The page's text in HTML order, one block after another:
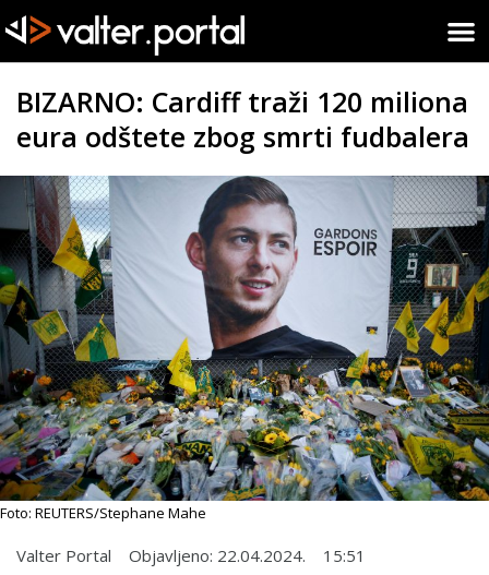
BIZARNO: Cardiff traži 120 miliona
eura odštete zbog smrti fudbalera
Foto: REUTERS/Stephane Mahe
Valter Portal Objavljeno: 22.04.2024. 15:51